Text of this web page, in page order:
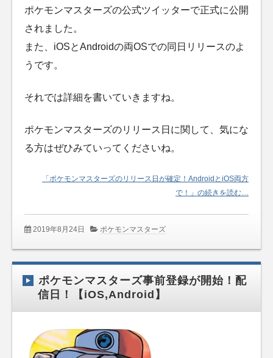
ポケモンマスターズの公式ツイッターで正式に公開
されました。
また、iOSとAndroidの両OSでの同日リリースのよ
うです。
それでは詳細を書いていきますね。
ポケモンマスターズのリリース日に関して、気にな
る方はぜひみていってくださいね。
「ポケモンマスターズのリリース日が確定！AndroidとiOS両方
で！」の続きを読む…
2019年8月24日 ポケモンマスターズ
ポケモンマスターズ事前登録が開始！配
信日！【iOS,Android】